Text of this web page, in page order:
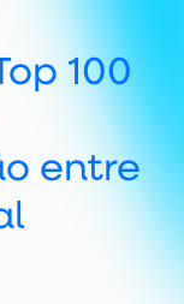
100
entre